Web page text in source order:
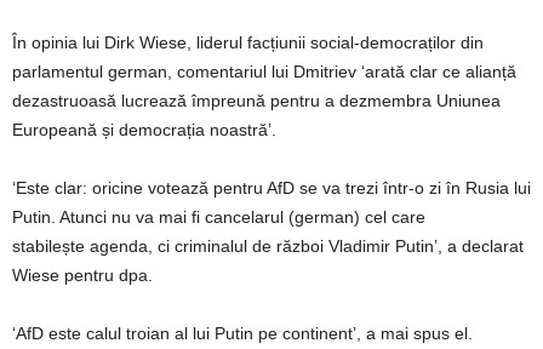
În opinia lui Dirk Wiese, liderul facțiunii social-democraților din
parlamentul german, comentariul lui Dmitriev ‘arată clar ce alianță
dezastruoasă lucrează împreună pentru a dezmembra Uniunea
Europeană și democrația noastră’.
‘Este clar: oricine votează pentru AfD se va trezi într-o zi în Rusia lui
Putin. Atunci nu va mai fi cancelarul (german) cel care
stabilește agenda, ci criminalul de război Vladimir Putin’, a declarat
Wiese pentru dpa.
‘AfD este calul troian al lui Putin pe continent’, a mai spus el.